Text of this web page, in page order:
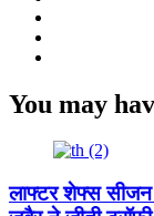
You may
लाफ्टर शेफ्स सीजन